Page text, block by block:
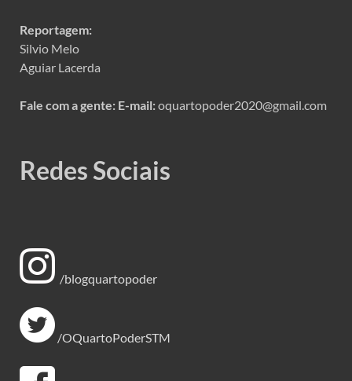
Reportagem:
Silvio Melo
Aguiar Lacerda
Fale com a gente: E-mail:oquartopoder2020@gmail.com
Redes Sociais
/blogquartopoder
/OQuartoPoderSTM